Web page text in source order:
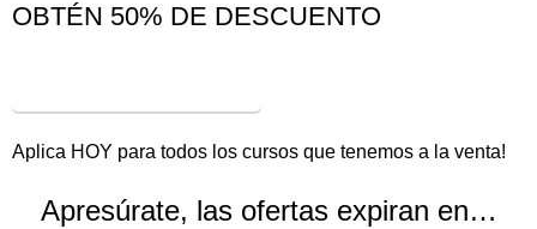
OBTÉN 50% DE DESCUENTO
Aplica HOY para todos los cursos que tenemos a la venta!
Apresúrate, las ofertas expiran en…